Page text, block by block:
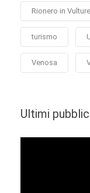
Rionero in Vulture
turismo
Venosa
Ultimi